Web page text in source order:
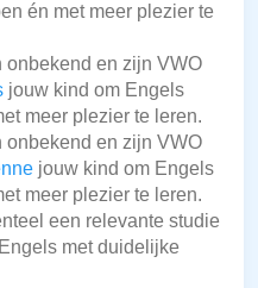
én met meer plezier te
onbekend en zijn VWO
jouw kind om Engels
meer plezier te leren.
onbekend en zijn VWO
jouw kind om Engels
meer plezier te leren.
een relevante studie
met duidelijke